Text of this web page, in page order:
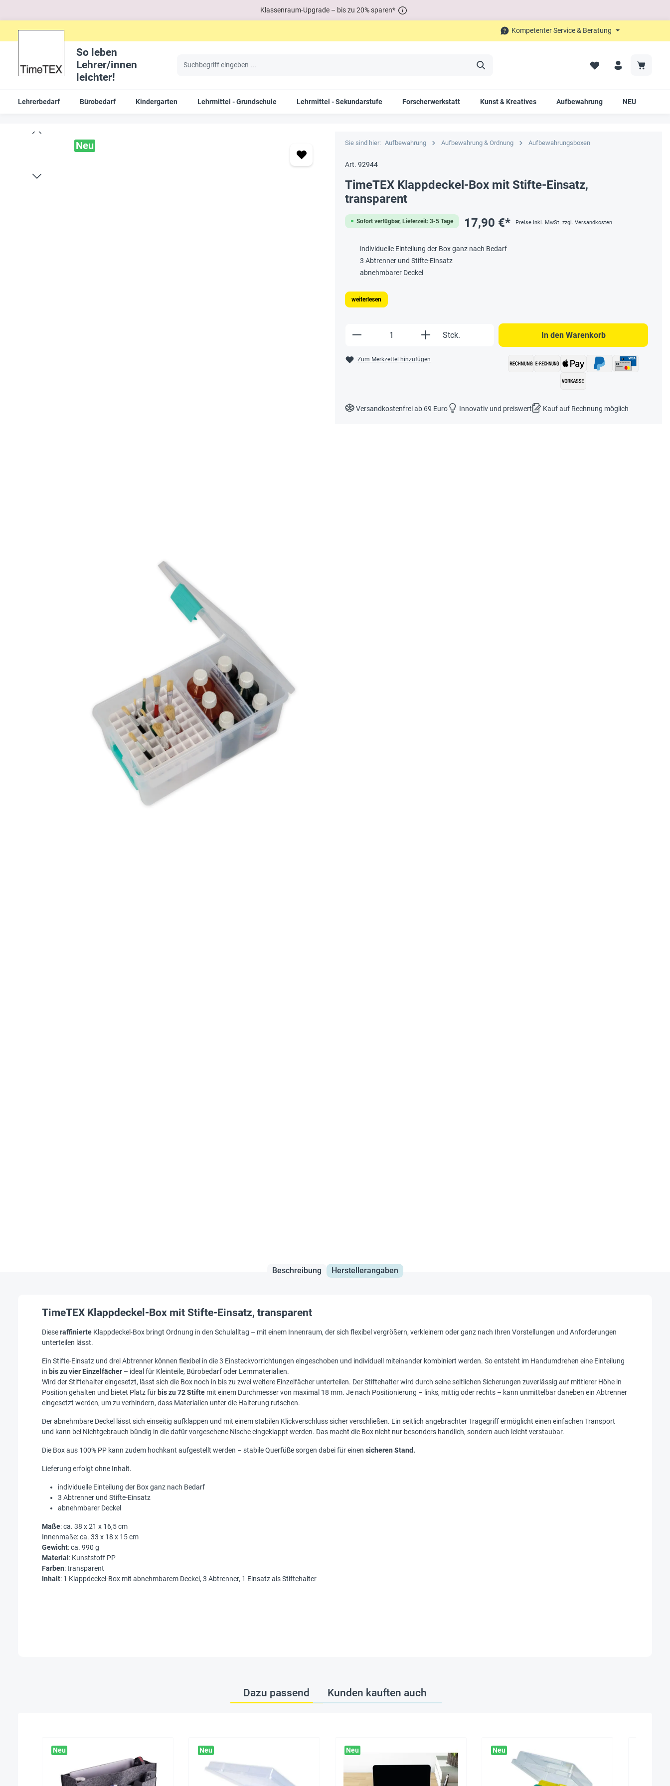
Klassenraum-Upgrade – bis zu 20% sparen*
Kompetenter Service & Beratung
So leben
Lehrer/innen
leichter!
Lehrerbedarf Bürobedarf Kindergarten Lehrmittel - Grundschule Lehrmittel - Sekundarstufe Forscherwerkstatt Kunst & Kreatives Aufbewahrung NEU
Neu Sie sind hier: Aufbewahrung Aufbewahrung & Ordnung Aufbewahrungsboxen
Art. 92944
TimeTEX Klappdeckel-Box mit Stifte-Einsatz,
transparent
Sofort verfügbar, Lieferzeit: 3-5 Tage 17,90 €* Preise inkl. MwSt. zzgl. Versandkosten
individuelle Einteilung der Box ganz nach Bedarf
3 Abtrenner und Stifte-Einsatz
abnehmbarer Deckel
weiterlesen
Produkt Anzahl: Gib den gewünschten Wert ein oder
Stck.
Zum Merkzettel hinzufügen
In den Warenkorb
Versandkostenfrei ab 69 Euro Innovativ und preiswert Kauf auf Rechnung möglich
Beschreibung Herstellerangaben
TimeTEX Klappdeckel-Box mit Stifte-Einsatz, transparent
Dieseraffinierte Klappdeckel-Box bringt Ordnung in den Schulalltag – mit einem Innenraum, der sich flexibel vergrößern, verkleinern oder ganz nach Ihren Vorstellungen und Anforderungen
unterteilen lässt.
Ein Stifte-Einsatz und drei Abtrenner können flexibel in die 3 Einsteckvorrichtungen eingeschoben und individuell miteinander kombiniert werden. So entsteht im Handumdrehen eine Einteilung
in bis zu vier Einzelfächer – ideal für Kleinteile, Bürobedarf oder Lernmaterialien.
Wird der Stiftehalter eingesetzt, lässt sich die Box noch in bis zu zwei weitere Einzelfächer unterteilen. Der Stiftehalter wird durch seine seitlichen Sicherungen zuverlässig auf mittlerer Höhe in
Position gehalten und bietet Platz für bis zu 72 Stifte mit einem Durchmesser von maximal 18 mm. Je nach Positionierung – links, mittig oder rechts – kann unmittelbar daneben ein Abtrenner
eingesetzt werden, um zu verhindern, dass Materialien unter die Halterung rutschen.
Der abnehmbare Deckel lässt sich einseitig aufklappen und mit einem stabilen Klickverschluss sicher verschließen. Ein seitlich angebrachter Tragegriff ermöglicht einen einfachen Transport
und kann bei Nichtgebrauch bündig in die dafür vorgesehene Nische eingeklappt werden. Das macht die Box nicht nur besonders handlich, sondern auch leicht verstaubar.
Die Box aus 100% PP kann zudem hochkant aufgestellt werden – stabile Querfüße sorgen dabei für einen sicheren Stand.
Lieferung erfolgt ohne Inhalt.
individuelle Einteilung der Box ganz nach Bedarf
3 Abtrenner und Stifte-Einsatz
abnehmbarer Deckel
Maße: ca. 38 x 21 x 16,5 cm
Innenmaße: ca. 33 x 18 x 15 cm
Gewicht: ca. 990 g
Material : Kunststoff PP
Farben: transparent
Inhalt: 1 Klappdeckel-Box mit abnehmbarem Deckel, 3 Abtrenner, 1 Einsatz als Stiftehalter
Dazu passend Kunden kauften auch
Neu Neu Neu Neu